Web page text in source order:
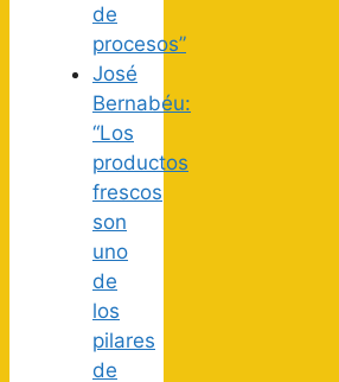
de
procesos”
José
Bernabéu:
“Los
productos
frescos
son
uno
de
los
pilares
de